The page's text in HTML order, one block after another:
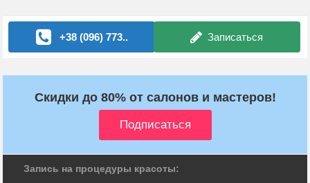
+38 (096) 773.. Записаться
Скидки до 80% от салонов и мастеров!
Запись на процедуры красоты: